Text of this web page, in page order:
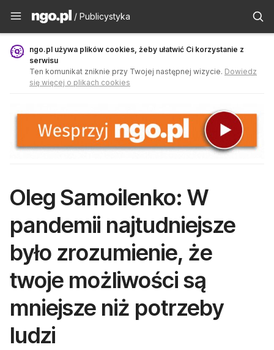
Publicystyka - ngo.pl
/ Publicystyka
ngo.pl używa plików cookies, żeby ułatwić Ci korzystanie z
serwisu
Ten komunikat zniknie przy Twojej następnej wizycie. Dowiedz
się więcej o plikach cookies
Oleg Samoilenko: W
pandemii najtudniejsze
było zrozumienie, że
twoje możliwości są
mniejsze niż potrzeby
ludzi